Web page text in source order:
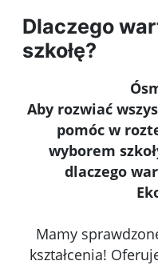
Dlaczego
szkołę?
Aby rozwiać
pomóc w
wyborem
dlaczego
Mamy
kształcenia!